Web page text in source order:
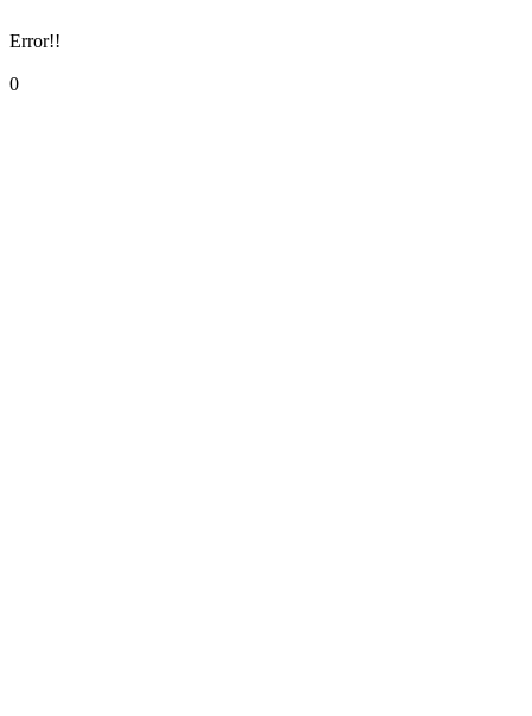
Error!!
0